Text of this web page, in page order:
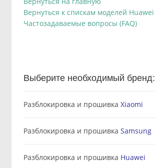
Вернуться к спискам моделей Huawei
Частозадаваемые вопросы (FAQ)
Выберите необходимый бренд:
Разблокировка и прошивка Xiaomi
Разблокировка и прошивка Samsung
Разблокировка и прошивка Huawei